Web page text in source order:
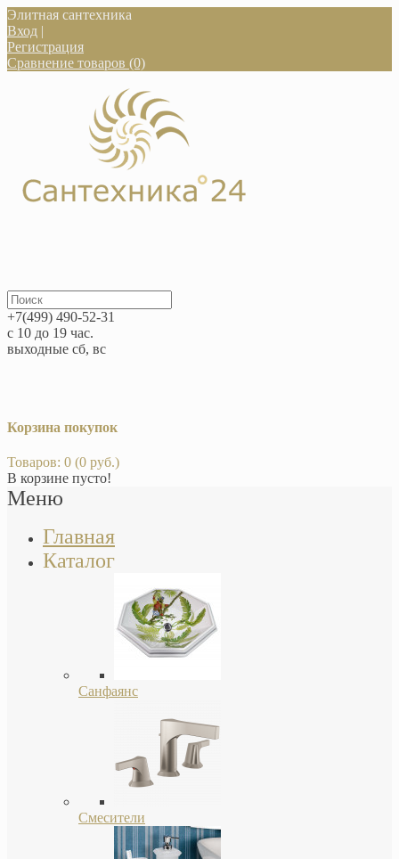
Элитная сантехника
Вход |
Регистрация
Сравнение товаров (0)
+7(499) 490-52-31
с 10 до 19 час.
выходные сб, вс
Корзина покупок
Товаров: 0 (0 руб.)
В корзине пусто!
Меню
Главная
Каталог
Санфаянс
Смесители